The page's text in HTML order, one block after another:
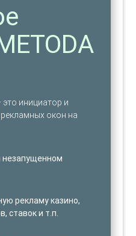
это инициатор и
окон на
незапущенном
рекламу казино,
ставок и т.п.